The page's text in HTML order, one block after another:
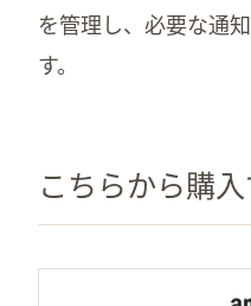
を管理し、必要な通
す。
こちらから購